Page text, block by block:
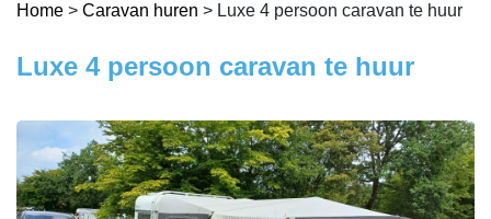
Help
Home > Caravan huren > Luxe 4 persoon caravan te huur
Luxe 4 persoon caravan te huur